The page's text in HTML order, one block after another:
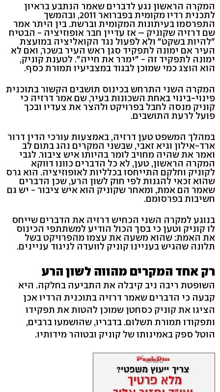
המקרה הראשון נגע לדברים שאמר הנתבע בראיון
לתכנית רדיו מקומית בפברואר 2011, ובהמשך
התפרסמו בעיתונות המקומית וברשת. בין היתר אמר
שם דרזיה שקוניק – אז עדיין חבר אופוזיציה - הבטיח
"להיות בשקט" ולא לפעול נגד הקואליציה במועצת
העיר אם ימונה לתפקיד סגן ראש העיר בשכר, ואם לא
ימונה לתפקיד זה - "ימרר את חייה". לטענת קוניק,
הוא הוצג כמי שמוכן לבגוד במצביעיו תמורת כסף.
המקרה השני התרחש בכינוס תושבים הקשור בתוכנית
פינוי-בינוי באחת השכונות בעיר, שם אמר דרזיה כי
קוניק מנסה לחבל בפרויקט ולהצר את צעדיו ובכך
פועל לרעת התושבים.
במהלך המשפט טען דרזיה, באמצעות עורכי הדין דרור
ארד-אילון וגיא זאבי, שבשני המקרים נהג בתום לב
ואמר את שהיה מחויב לומר בהיותו איש ציבור. לגבי
המקרה הראשון, טען, לא כל הדברים כוונו דווקא
לקוניק וחלקם התייחסו בכלליות לאופוזיציה. הוא גרס
שהוא זכאי להגנות לפי חוק לשון הרע, שכן הדברים
שאמר הם אמת, ומאחר שקוניק הוא איש ציבור - יש גם
חשיבות בפרסומם.
בנוגע למקרה השני הכחיש דרזיה את הדברים שייחס
לו קוניק וטען כי בסך הכול הודיע למשתתפי הכינוס
את האמת: שהוא משעה את עצמו מהפרויקט בשל
תלונה שהגיש בעניינו קוניק לוועדה לניגוד עניינים.
רק אחד המקרים מהווה לשון הרע
השופטת ריבה ניב קיבלה את התביעה בחלקה. היא
קבעה כי הדברים שאמר דרזיה בתוכנית הרדיו אכן
הציגו את קוניק כסחטן שמוכן להטות את תפקידו
ותפקודו תמורת תשלום. בדבריו, שהושמעו ברבים,
הוטל ספק באמינותו של קוניק ובטוהר מידותיו.